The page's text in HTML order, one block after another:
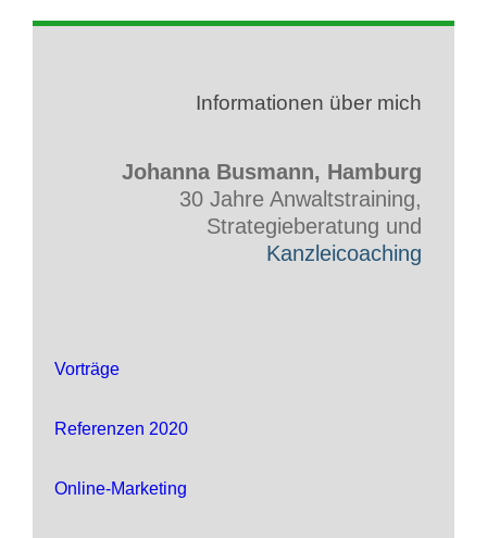
Informationen über mich
Johanna Busmann, Hamburg
30 Jahre Anwaltstraining,
Strategieberatung und
Kanzleicoaching
Vorträge
Referenzen 2020
Online-Marketing